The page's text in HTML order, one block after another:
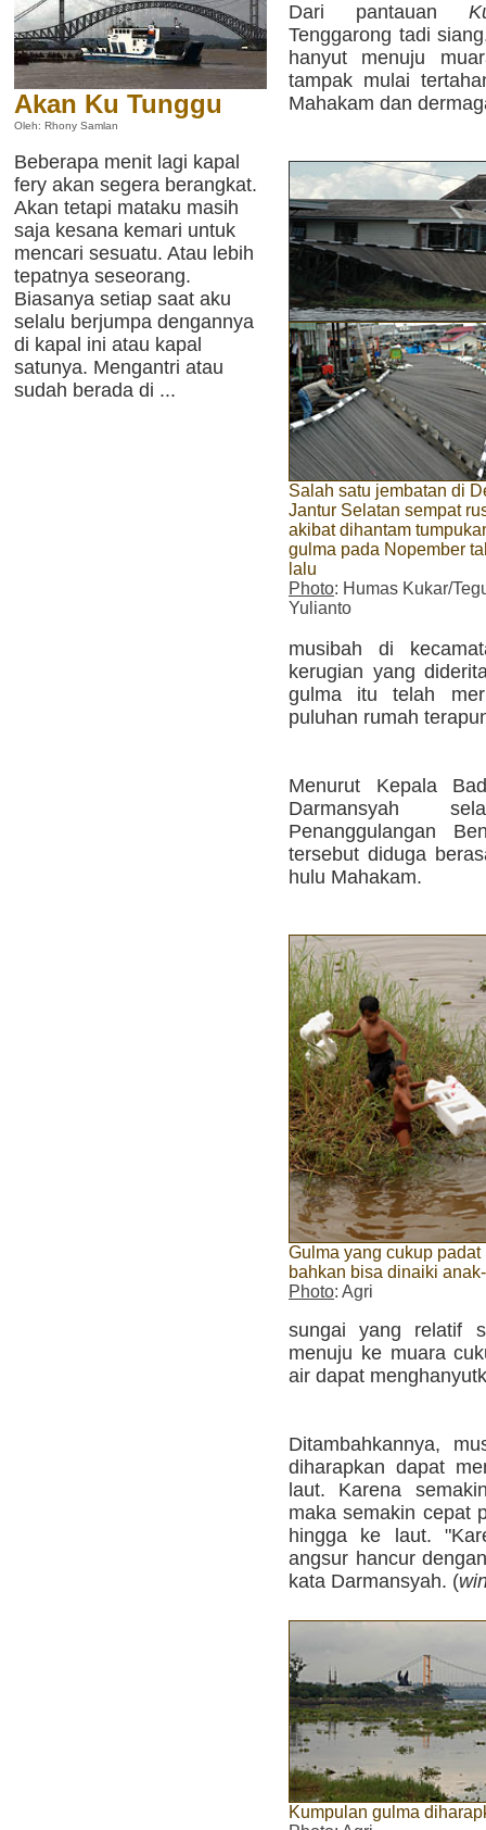
Akan Ku Tunggu
Oleh: Rhony Samlan
Beberapa menit lagi kapal
fery akan segera berangkat.
Akan tetapi mataku masih
saja kesana kemari untuk
mencari sesuatu. Atau lebih
tepatnya seseorang.
Biasanya setiap saat aku
selalu berjumpa dengannya
di kapal ini atau kapal
satunya. Mengantri atau
sudah berada di ...
Dari pantauan
Tenggarong tadi
hanyut menuju
tampak mulai
Mahakam dan
Salah satu jembatan di
Jantur Selatan sempat
akibat dihantam
gulma pada Nopember
lalu
Photo: Humas Kukar/
Yulianto
musibah di
kerugian yang
gulma itu telah
puluhan rumah
Menurut Kepala
Darmansyah
Penanggulangan
tersebut diduga
hulu Mahakam.
Gulma yang cukup padat
bahkan bisa dinaiki
Photo: Agri
sungai yang relatif
menuju ke muara
air dapat
Ditambahkannya,
diharapkan dapat
laut. Karena
maka semakin cepat
hingga ke laut.
angsur hancur
kata Darmansyah. (
Kumpulan gulma